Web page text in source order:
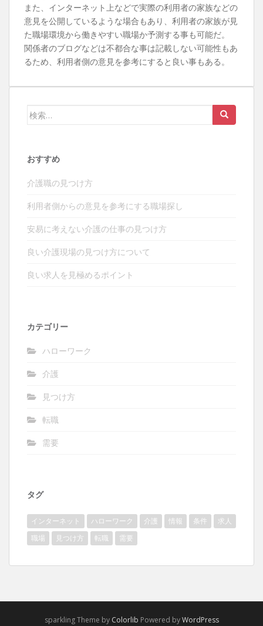
また、インターネット上などで実際の利用者の家族などの
意見を公開しているような場合もあり、利用者の家族が見
た職場環境から働きやすい職場か予測する事も可能だ。
関係者のブログなどは不都合な事は記載しない可能性もあ
るため、利用者側の意見を参考にすると良い事もある。
検
おすすめ
介護職の見つけ方
利用者側からの意見を参考にする職場探し
安易に考えない介護の仕事の見つけ方
良い介護現場の見つけ方について
良い求人を見極めるポイント
カテゴリー
ハローワーク
介護
見つけ方
転職
需要
タグ
インターネット ハローワーク 介護 情報 条件
求人
職場
見つけ方 転職 需要
sparkling Theme by Colorlib Powered byWordPress